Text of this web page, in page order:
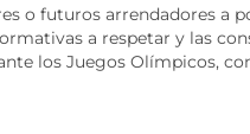
o futuros arrendadores a
a respetar y las
los Juegos Olímpicos,